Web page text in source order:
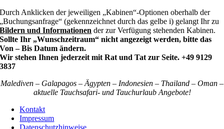
Durch Anklicken der jeweiligen „Kabinen“-Optionen oberhalb der
„Buchungsanfrage“ (gekennzeichnet durch das gelbe i) gelangt Ihr zu
Bildern und Informationen der zur Verfügung stehenden Kabinen.
Sollte Ihr „Wunschzeitraum“ nicht angezeigt werden, bitte das
Von – Bis Datum ändern.
Wir stehen Ihnen jederzeit mit Rat und Tat zur Seite. +49 9129
3837
Malediven – Galapagos – Ägypten – Indonesien – Thailand – Oman –
aktuelle Tauchsafari- und Tauchurlaub Angebote!
Kontakt
Impressum